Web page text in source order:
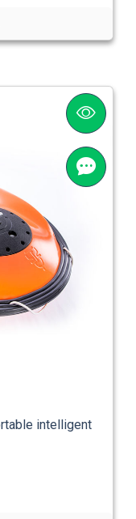
intelligent